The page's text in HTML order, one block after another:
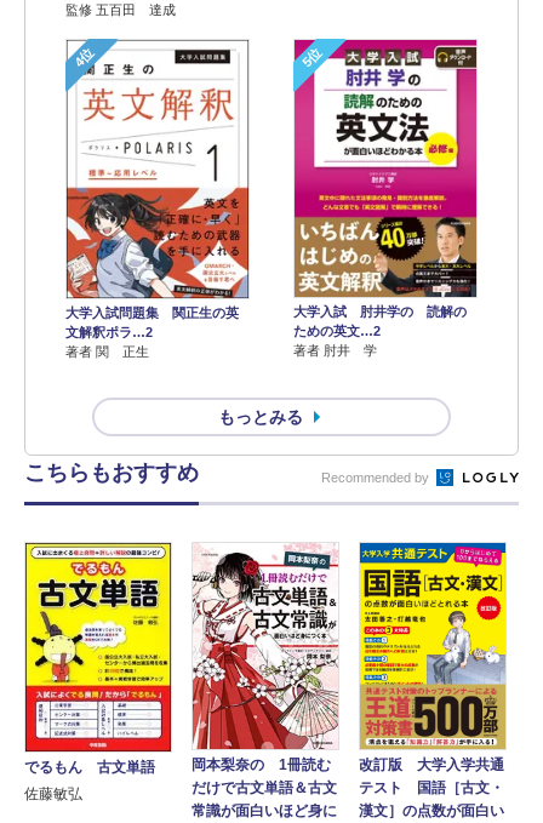
監修 五百田 達成
4位
大学入試問題集 関正生の英
文解釈ポラ…2
著者 関 正生
5位
大学入試 肘井学の 読解の
ための英文…2
著者 肘井 学
もっとみる
こちらもおすすめ Recommended by
でるもん 古文単語
佐藤敏弘
岡本梨奈の 1冊読む
だけで古文単語＆古文
常識が面白いほど身に
改訂版 大学入学共通
テスト 国語［古文・
漢文］の点数が面白い